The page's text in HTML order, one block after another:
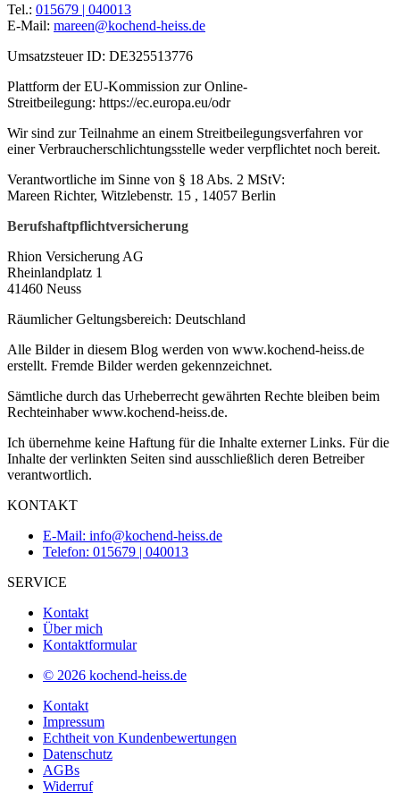
Tel.: 015679 | 040013
E-Mail: mareen@kochend-heiss.de
Umsatzsteuer ID: DE325513776
Plattform der EU-Kommission zur Online-
Streitbeilegung: https://ec.europa.eu/odr
Wir sind zur Teilnahme an einem Streitbeilegungsverfahren vor
einer Verbraucherschlichtungsstelle weder verpflichtet noch bereit.
Verantwortliche im Sinne von § 18 Abs. 2 MStV:
Mareen Richter, Witzlebenstr. 15 , 14057 Berlin
Berufshaftpflichtversicherung
Rhion Versicherung AG
Rheinlandplatz 1
41460 Neuss
Räumlicher Geltungsbereich: Deutschland
Alle Bilder in diesem Blog werden von www.kochend-heiss.de
erstellt. Fremde Bilder werden gekennzeichnet.
Sämtliche durch das Urheberrecht gewährten Rechte bleiben beim
Rechteinhaber www.kochend-heiss.de.
Ich übernehme keine Haftung für die Inhalte externer Links. Für die
Inhalte der verlinkten Seiten sind ausschließlich deren Betreiber
verantwortlich.
KONTAKT
E-Mail: info@kochend-heiss.de
Telefon: 015679 | 040013
SERVICE
Kontakt
Über mich
Kontaktformular
© 2026 kochend-heiss.de
Kontakt
Impressum
Echtheit von Kundenbewertungen
Datenschutz
AGBs
Widerruf